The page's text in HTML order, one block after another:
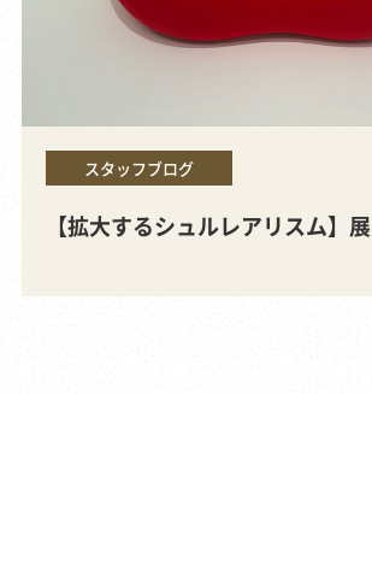
スタッフブログ
【拡大するシュルレアリスム】展